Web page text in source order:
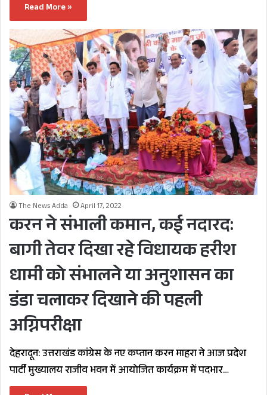
Read More »
The News Adda April 17, 2022
करन ने संभाली कमान, कई नदारद:
बागी तेवर दिखा रहे विधायक हरीश
धामी को संभालने या अनुशासन का
डंडा चलाकर दिखाने की पहली
अग्निपरीक्षा
देहरादून: उत्तराखंड कांग्रेस के नए कप्तान करन माहरा ने आज प्रदेश
पार्टी मुख्यालय राजीव भवन में आयोजित कार्यक्रम में पदभार…